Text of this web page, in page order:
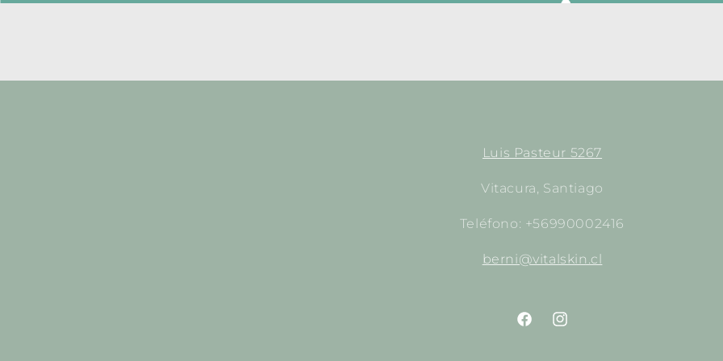
Luis Pasteur 5267
Vitacura, Santiago
Teléfono: +56990002416
berni@vitalskin.cl
https://www.facebook.com/
http://instagram.com/